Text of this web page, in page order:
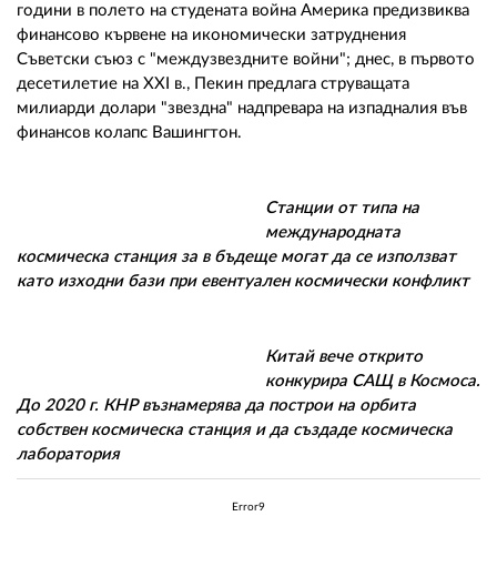
години в полето на студената война Америка предизвиква
финансово кървене на икономически затруднения
Съветски съюз с "междузвездните войни"; днес, в първото
десетилетие на ХХI в., Пекин предлага струващата
милиарди долари "звездна" надпревара на изпадналия във
финансов колапс Вашингтон.
Станции от типа на
международната
космическа станция за в бъдеще могат да се използват
като изходни бази при евентуален космически конфликт
Китай вече открито
конкурира САЩ в Космоса.
До 2020 г. КНР възнамерява да построи на орбита
собствен космическа станция и да създаде космическа
лаборатория
Error9